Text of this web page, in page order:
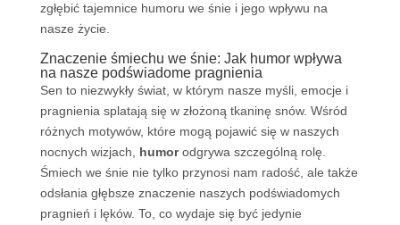
zgłębić tajemnice humoru we śnie i jego wpływu na
nasze życie.
Znaczenie śmiechu we śnie: Jak humor wpływa
na nasze podświadome pragnienia
Sen to niezwykły świat, w którym nasze myśli, emocje i
pragnienia splatają się w złożoną tkaninę snów. Wśród
różnych motywów, które mogą pojawić się w naszych
nocnych wizjach, humorodgrywa szczególną rolę.
Śmiech we śnie nie tylko przynosi nam radość, ale także
odsłania głębsze znaczenie naszych podświadomych
pragnień i lęków. To, co wydaje się być jedynie